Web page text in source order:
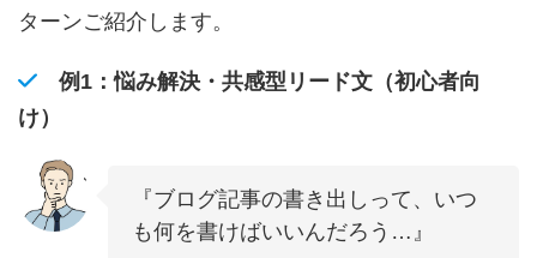
ターンご紹介します。
例1：悩み解決・共感型リード文（初心者向
け）
『ブログ記事の書き出しって、いつ
も何を書けばいいんだろう…』